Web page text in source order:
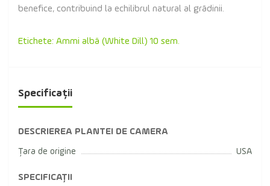
benefice, contribuind la echilibrul natural al grădinii.
Etichete: Ammi albă (White Dill) 10 sem.
Specificații
DESCRIEREA PLANTEI DE CAMERA
Țara de origine USA
SPECIFICAȚII